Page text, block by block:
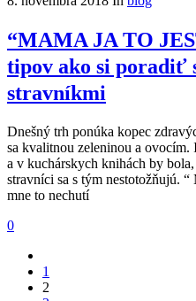
“MAMA JA TO
tipov ako si poradiť
stravníkmi
Dnešný trh ponúka kopec
sa kvalitnou zeleninou a ovocím.
a v kuchárskych knihách by
stravníci sa s tým nestotožňujú.
mne to nechutí
0
1
2